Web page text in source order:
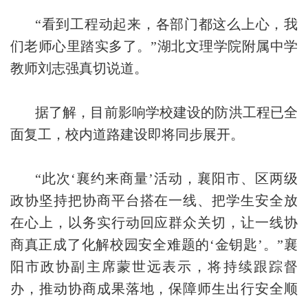
“看到工程动起来，各部门都这么上心，我
们老师心里踏实多了。”湖北文理学院附属中学
教师刘志强真切说道。
据了解，目前影响学校建设的防洪工程已全
面复工，校内道路建设即将同步展开。
“此次‘襄约来商量’活动，襄阳市、区两级
政协坚持把协商平台搭在一线、把学生安全放
在心上，以务实行动回应群众关切，让一线协
商真正成了化解校园安全难题的‘金钥匙’。”襄
阳市政协副主席蒙世远表示，将持续跟踪督
办，推动协商成果落地，保障师生出行安全顺